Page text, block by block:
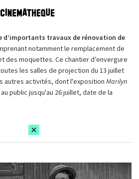
d’importants travaux de rénovation de
notamment le remplacement de
des moquettes. Ce chantier d’envergure
les salles de projection du 13 juillet
autres activités, dont l'exposition Marilyn
public jusqu'au 26 juillet, date de la